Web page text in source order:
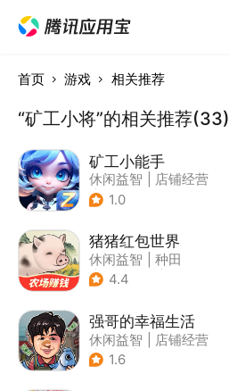
首页 游戏 相关推荐
“矿工小将”的相关推荐(33)
矿工小能手
休闲益智
店铺经营
| 卡通
1.0
猪猪红包世界
休闲益智
种田
| 田园生活
4.4
强哥的幸福生活
休闲益智
店铺经营
| 卡通
1.6